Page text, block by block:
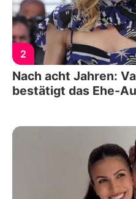
2
Nach acht Jahren:
bestätigt das Ehe-